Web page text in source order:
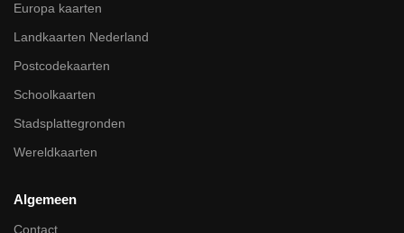
Europa kaarten
Landkaarten Nederland
Postcodekaarten
Schoolkaarten
Stadsplattegronden
Wereldkaarten
Algemeen
Contact